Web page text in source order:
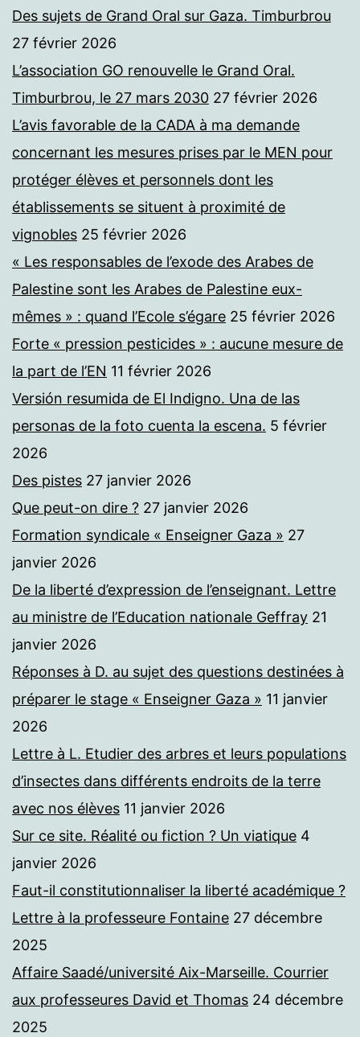
Des sujets de Grand Oral sur Gaza. Timburbrou
27 février 2026
L’association GO renouvelle le Grand Oral.
Timburbrou, le 27 mars 2030 27 février 2026
L’avis favorable de la CADA à ma demande
concernant les mesures prises par le MEN pour
protéger élèves et personnels dont les
établissements se situent à proximité de
vignobles 25 février 2026
« Les responsables de l’exode des Arabes de
Palestine sont les Arabes de Palestine eux-
mêmes » : quand l’Ecole s’égare 25 février 2026
Forte « pression pesticides » : aucune mesure de
la part de l’EN 11 février 2026
Versión resumida de El Indigno. Una de las
personas de la foto cuenta la escena. 5 février
2026
Des pistes 27 janvier 2026
Que peut-on dire ? 27 janvier 2026
Formation syndicale « Enseigner Gaza » 27
janvier 2026
De la liberté d’expression de l’enseignant. Lettre
au ministre de l’Education nationale Geffray 21
janvier 2026
Réponses à D. au sujet des questions destinées à
préparer le stage « Enseigner Gaza » 11 janvier
2026
Lettre à L. Etudier des arbres et leurs populations
d’insectes dans différents endroits de la terre
avec nos élèves 11 janvier 2026
Sur ce site. Réalité ou fiction ? Un viatique 4
janvier 2026
Faut-il constitutionnaliser la liberté académique ?
Lettre à la professeure Fontaine 27 décembre
2025
Affaire Saadé/université Aix-Marseille. Courrier
aux professeures David et Thomas 24 décembre
2025